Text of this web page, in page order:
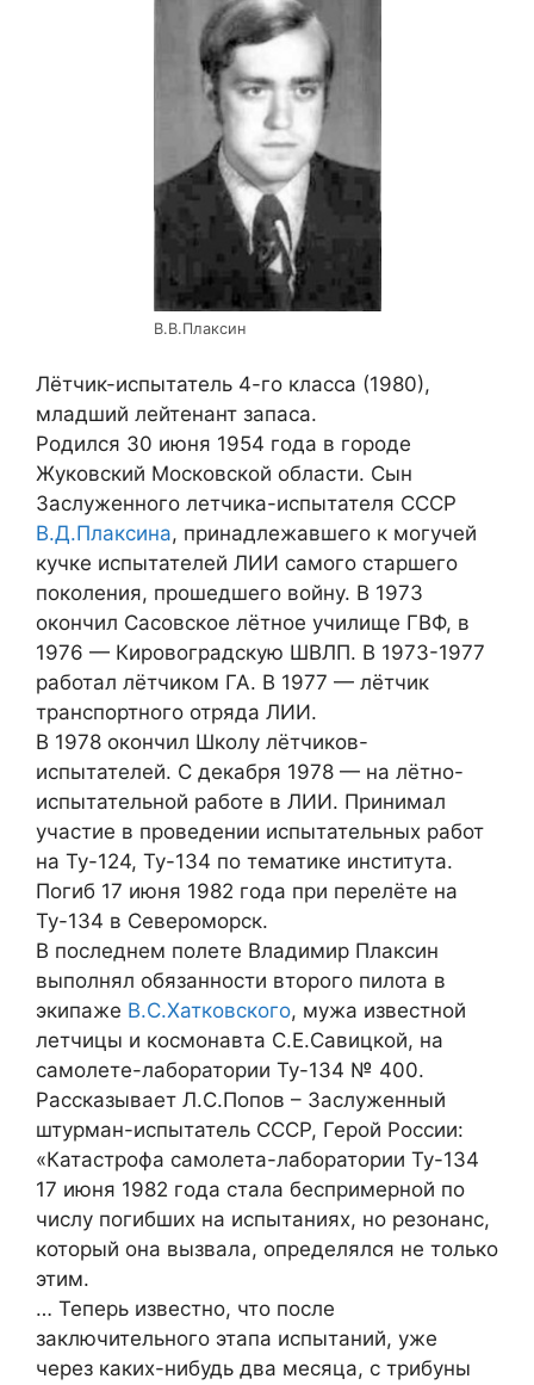
В.В.Плаксин
Лётчик-испытатель 4-го класса (1980),
младший лейтенант запаса.
Родился 30 июня 1954 года в городе
Жуковский Московской области. Сын
Заслуженного летчика-испытателя СССР
В.Д.Плаксина, принадлежавшего к могучей
кучке испытателей ЛИИ самого старшего
поколения, прошедшего войну. В 1973
окончил Сасовское лётное училище ГВФ, в
1976 — Кировоградскую ШВЛП. В 1973-1977
работал лётчиком ГА. В 1977 — лётчик
транспортного отряда ЛИИ.
В 1978 окончил Школу лётчиков-
испытателей. С декабря 1978 — на лётно-
испытательной работе в ЛИИ. Принимал
участие в проведении испытательных работ
на Ту-124, Ту-134 по тематике института.
Погиб 17 июня 1982 года при перелёте на
Ту-134 в Североморск.
В последнем полете Владимир Плаксин
выполнял обязанности второго пилота в
экипаже В.С.Хатковского, мужа известной
летчицы и космонавта С.Е.Савицкой, на
самолете-лаборатории Ту-134 № 400.
Рассказывает Л.С.Попов – Заслуженный
штурман-испытатель СССР, Герой России:
«Катастрофа самолета-лаборатории Ту-134
17 июня 1982 года стала беспримерной по
числу погибших на испытаниях, но резонанс,
который она вызвала, определялся не только
этим.
… Теперь известно, что после
заключительного этапа испытаний, уже
через каких-нибудь два месяца, с трибуны